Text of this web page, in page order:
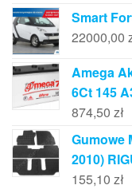
Smart
22000,00
Amega
6Ct 145
874,50 zł
Gumowe
2010)
155,10 zł